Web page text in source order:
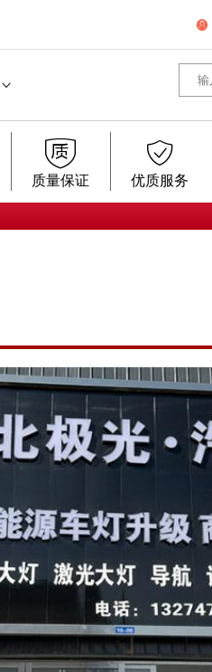



质量保证

优质服务